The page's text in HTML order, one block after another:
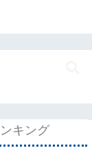
キング